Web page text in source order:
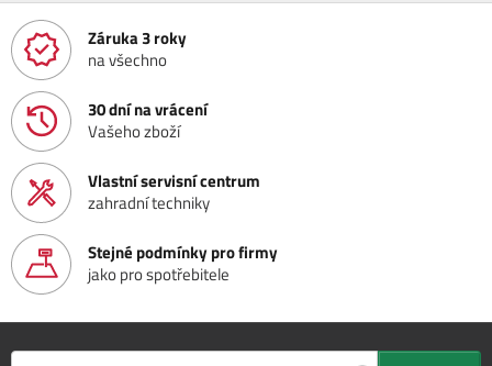
Záruka 3 roky
na všechno
30 dní na vrácení
Vašeho zboží
Vlastní servisní centrum
zahradní techniky
Stejné podmínky pro firmy
jako pro spotřebitele